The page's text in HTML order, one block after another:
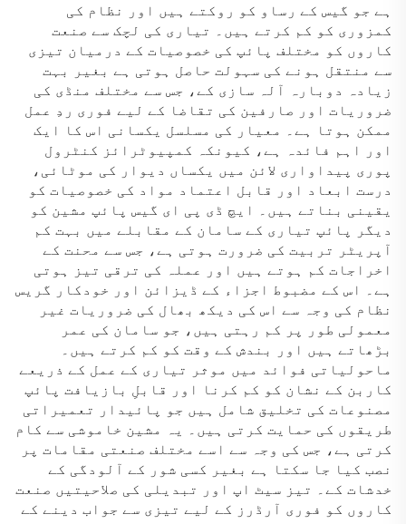
ہے جو گیس کے رساو کو روکتے ہیں اور نظام کی
کمزوری کو کم کرتے ہیں۔ تیاری کی لچک سے صنعت
کاروں کو مختلف پائپ کی خصوصیات کے درمیان تیزی
سے منتقل ہونے کی سہولت حاصل ہوتی ہے بغیر بہت
زیادہ دوبارہ آلہ سازی کے، جس سے مختلف منڈی کی
ضروریات اور صارفین کی تقاضا کے لیے فوری ردِ عمل
ممکن ہوتا ہے۔ معیار کی مسلسل یکسانی اس کا ایک
اور اہم فائدہ ہے، کیونکہ کمپیوٹرائز کنٹرول
پوری پیداواری لائن میں یکساں دیوار کی موٹائی،
درست ابعاد اور قابل اعتماد مواد کی خصوصیات کو
یقینی بناتے ہیں۔ ایچ ڈی پی ای گیس پائپ مشین کو
دیگر پائپ تیاری کے سامان کے مقابلے میں بہت کم
آپریٹر تربیت کی ضرورت ہوتی ہے، جس سے محنت کے
اخراجات کم ہوتے ہیں اور عملہ کی ترقی تیز ہوتی
ہے۔ اس کے مضبوط اجزاء کے ڈیزائن اور خودکار گریس
نظام کی وجہ سے اس کی دیکھ بھال کی ضروریات غیر
معمولی طور پر کم رہتی ہیں، جو سامان کی عمر
بڑھاتے ہیں اور بندش کے وقت کو کم کرتے ہیں۔
ماحولیاتی فوائد میں موثر تیاری کے عمل کے ذریعے
کاربن کے نشان کو کم کرنا اور قابلِ بازیافت پائپ
مصنوعات کی تخلیق شامل ہیں جو پائیدار تعمیراتی
طریقوں کی حمایت کرتی ہیں۔ یہ مشین خاموشی سے کام
کرتی ہے، جس کی وجہ سے اسے مختلف صنعتی مقامات پر
نصب کیا جا سکتا ہے بغیر کسی شور کے آلودگی کے
خدشات کے۔ تیز سیٹ اپ اور تبدیلی کی صلاحیتیں صنعت
کاروں کو فوری آرڈرز کے لیے تیزی سے جواب دینے کے